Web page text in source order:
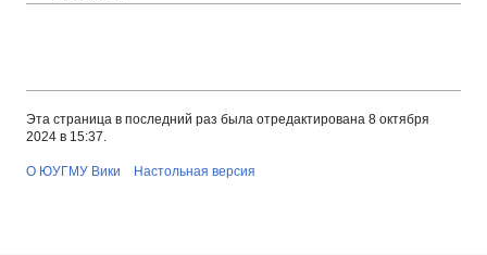
Эта страница в последний раз была отредактирована 8 октября
2024 в 15:37.
О ЮУГМУ Вики Настольная версия